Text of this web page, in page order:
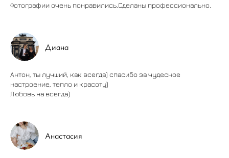
Фотографии очень понравились.Сделаны профессионально.
Диана
Антон, ты лучший, как всегда) спасибо за чудесное
настроение, тепло и красоту)
Любовь на всегда)
Анастасия